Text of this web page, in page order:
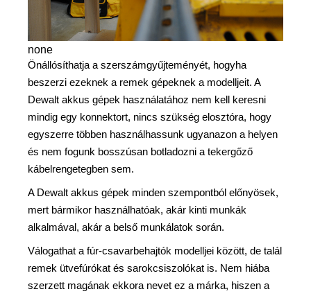
none
Önállósíthatja a szerszámgyűjteményét, hogyha
beszerzi ezeknek a remek gépeknek a modelljeit. A
Dewalt akkus gépek használatához nem kell keresni
mindig egy konnektort, nincs szükség elosztóra, hogy
egyszerre többen használhassunk ugyanazon a helyen
és nem fogunk bosszúsan botladozni a tekergőző
kábelrengetegben sem.
A Dewalt akkus gépek minden szempontból előnyösek,
mert bármikor használhatóak, akár kinti munkák
alkalmával, akár a belső munkálatok során.
Válogathat a fúr-csavarbehajtók modelljei között, de talál
remek ütvefúrókat és sarokcsiszolókat is. Nem hiába
szerzett magának ekkora nevet ez a márka, hiszen a